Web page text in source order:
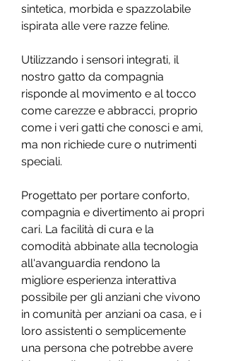
sintetica, morbida e spazzolabile
ispirata alle vere razze feline.
Utilizzando i sensori integrati, il
nostro gatto da compagnia
risponde al movimento e al tocco
come carezze e abbracci, proprio
come i veri gatti che conosci e ami,
ma non richiede cure o nutrimenti
speciali.
Progettato per portare conforto,
compagnia e divertimento ai propri
cari. La facilità di cura e la
comodità abbinate alla tecnologia
all'avanguardia rendono la
migliore esperienza interattiva
possibile per gli anziani che vivono
in comunità per anziani oa casa, e i
loro assistenti o semplicemente
una persona che potrebbe avere